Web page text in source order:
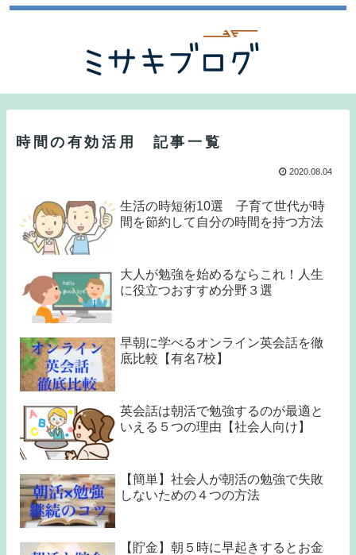
時間の有効活用 記事一覧
2020.08.04
生活の時短術10選 子育て世代が時
間を節約して自分の時間を持つ方法
大人が勉強を始めるならこれ！人生
に役立つおすすめ分野３選
早朝に学べるオンライン英会話を徹
底比較【有名7校】
英会話は朝活で勉強するのが最適と
いえる５つの理由【社会人向け】
【簡単】社会人が朝活の勉強で失敗
しないための４つの方法
【貯金】朝５時に早起きするとお金